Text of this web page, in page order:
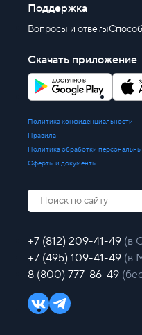
Поддержка
Вопросы и ответы
Скачать приложение
Политика конфиденциальности
Правила
Политика обработки
Оферты и документы
+7 (812) 209-41-49 (в
+7 (495) 109-41-49 (в
8 (800) 777-86-49